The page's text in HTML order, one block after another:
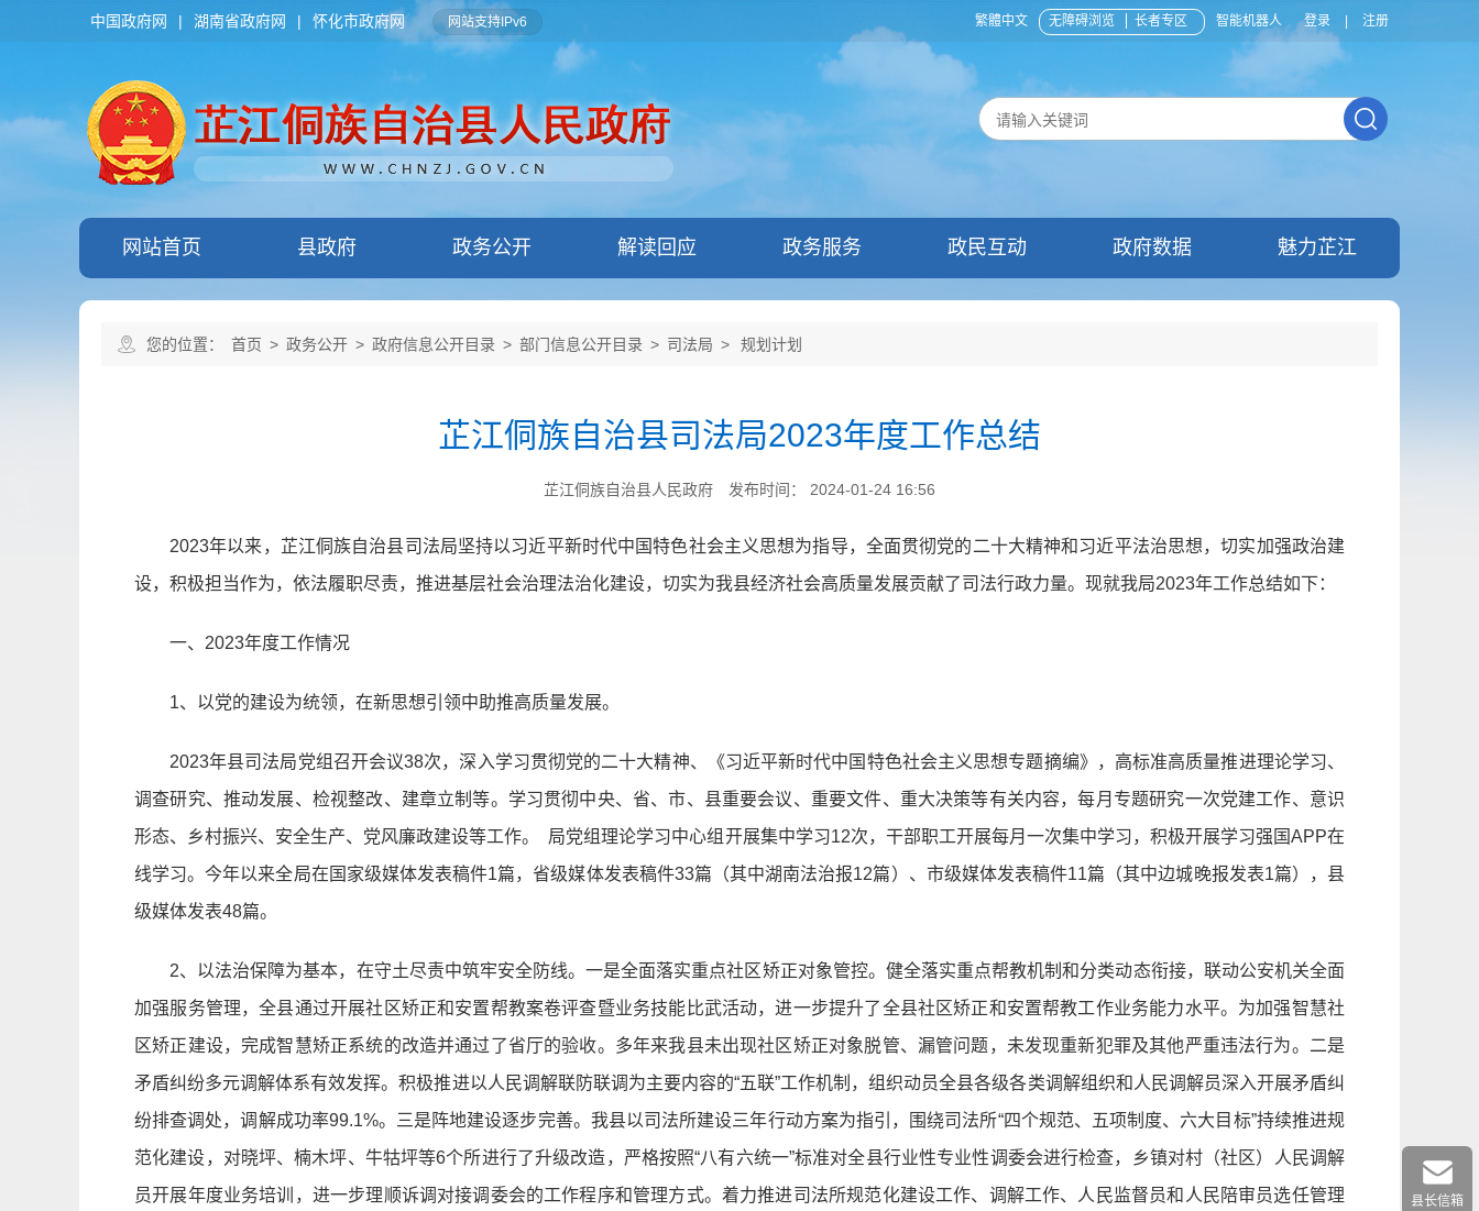
繁體中文 无障碍浏览 长者专区 智能机器人 登录 注册
中国政府网 | 湖南省政府网 | 怀化市政府网 网站支持IPv6
网站首页 县政府 政务公开 解读回应 政务服务 政民互动 政府数据 魅力芷江
您的位置： 首页 > 政务公开 > 政府信息公开目录 > 部门信息公开目录 > 司法局 > 规划计划
芷江侗族自治县司法局2023年度工作总结
芷江侗族自治县人民政府 发布时间： 2024-01-24 16:56
2023年以来，芷江侗族自治县司法局坚持以习近平新时代中国特色社会主义思想为指导，全面贯彻党的二十大精神和习近平法治思想，切实加强政治建
设，积极担当作为，依法履职尽责，推进基层社会治理法治化建设，切实为我县经济社会高质量发展贡献了司法行政力量。现就我局2023年工作总结如下：
一、2023年度工作情况
1、以党的建设为统领，在新思想引领中助推高质量发展。
2023年县司法局党组召开会议38次，深入学习贯彻党的二十大精神、《习近平新时代中国特色社会主义思想专题摘编》，高标准高质量推进理论学习、
调查研究、推动发展、检视整改、建章立制等。学习贯彻中央、省、市、县重要会议、重要文件、重大决策等有关内容，每月专题研究一次党建工作、意识
形态、乡村振兴、安全生产、党风廉政建设等工作。 局党组理论学习中心组开展集中学习12次，干部职工开展每月一次集中学习，积极开展学习强国APP在
线学习。今年以来全局在国家级媒体发表稿件1篇，省级媒体发表稿件33篇（其中湖南法治报12篇）、市级媒体发表稿件11篇（其中边城晚报发表1篇），县
级媒体发表48篇。
2、以法治保障为基本，在守土尽责中筑牢安全防线。一是全面落实重点社区矫正对象管控。健全落实重点帮教机制和分类动态衔接，联动公安机关全面
加强服务管理，全县通过开展社区矫正和安置帮教案卷评查暨业务技能比武活动，进一步提升了全县社区矫正和安置帮教工作业务能力水平。为加强智慧社
区矫正建设，完成智慧矫正系统的改造并通过了省厅的验收。多年来我县未出现社区矫正对象脱管、漏管问题，未发现重新犯罪及其他严重违法行为。二是
矛盾纠纷多元调解体系有效发挥。积极推进以人民调解联防联调为主要内容的“五联”工作机制，组织动员全县各级各类调解组织和人民调解员深入开展矛盾纠
纷排查调处，调解成功率99.1%。三是阵地建设逐步完善。我县以司法所建设三年行动方案为指引，围绕司法所“四个规范、五项制度、六大目标”持续推进规
范化建设，对晓坪、楠木坪、牛牯坪等6个所进行了升级改造，严格按照“八有六统一”标准对全县行业性专业性调委会进行检查，乡镇对村（社区）人民调解
员开展年度业务培训，进一步理顺诉调对接调委会的工作程序和管理方式。着力推进司法所规范化建设工作、调解工作、人民监督员和人民陪审员选任管理
县长信箱